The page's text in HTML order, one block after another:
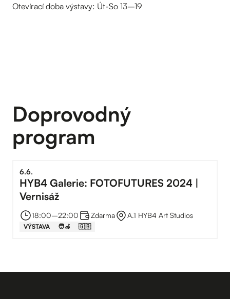
Otevírací doba výstavy: Út-So 13–19
Doprovodný
program
6.6.
HYB4 Galerie: FOTOFUTURES 2024 |
Vernisáž
18:00–⁠22:00 Zdarma A.1 HYB4 Art Studios
VÝSTAVA 🧑‍🦽 🇬🇧